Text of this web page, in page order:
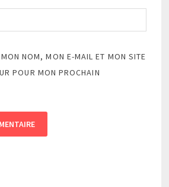
MON NOM, MON E-MAIL ET MON SITE
POUR MON PROCHAIN